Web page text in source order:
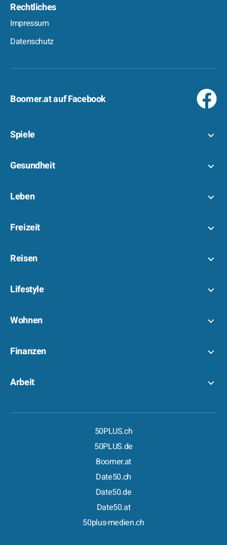
Rechtliches
Impressum
Datenschutz
Boomer.at auf Facebook
Spiele
Gesundheit
Leben
Freizeit
Reisen
Lifestyle
Wohnen
Finanzen
Arbeit
50PLUS.ch
50PLUS.de
Boomer.at
Date50.ch
Date50.de
Date50.at
50plus-medien.ch